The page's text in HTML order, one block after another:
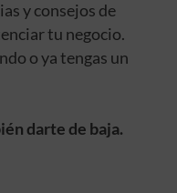
y consejos de
tu negocio.
o ya tengas un
darte de baja.